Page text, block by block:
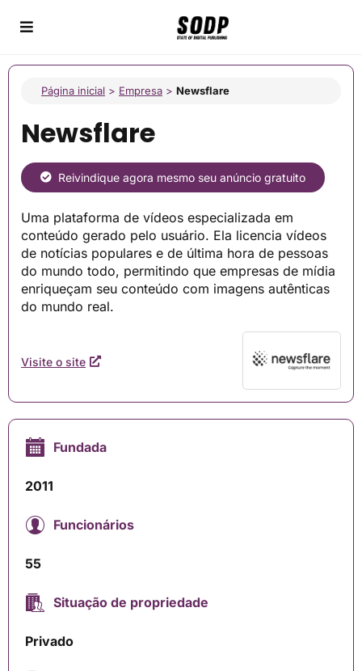
Página inicial > Empresa > Newsflare
Newsflare
Reivindique agora mesmo seu anúncio gratuito
Uma plataforma de vídeos especializada em
conteúdo gerado pelo usuário. Ela licencia vídeos
de notícias populares e de última hora de pessoas
do mundo todo, permitindo que empresas de mídia
enriqueçam seu conteúdo com imagens autênticas
do mundo real.
Visite o site
Fundada
2011
Funcionários
55
Situação de propriedade
Privado